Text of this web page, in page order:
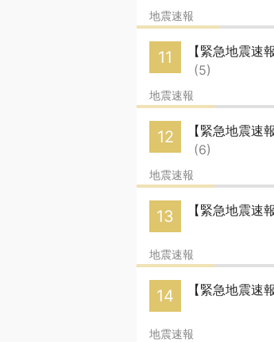
地震速報
11
【緊急地震
(5)
地震速報
12
【緊急地震
(6)
地震速報
13 【緊急地震
地震速報
14 【緊急地震
地震速報